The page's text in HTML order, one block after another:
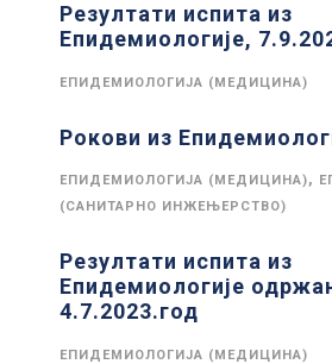
Резултати испита из
Епидемиологије,
ЕПИДЕМИОЛОГИЈА (МЕДИЦИНА)
Рокови из
ЕПИДЕМИОЛОГИЈА (МЕДИЦИНА),
(САНИТАРНО ИНЖЕЊЕРСТВО)
Резултати испита из
Епидемиологије
4.7.2023.год
ЕПИДЕМИОЛОГИЈА (МЕДИЦИНА)